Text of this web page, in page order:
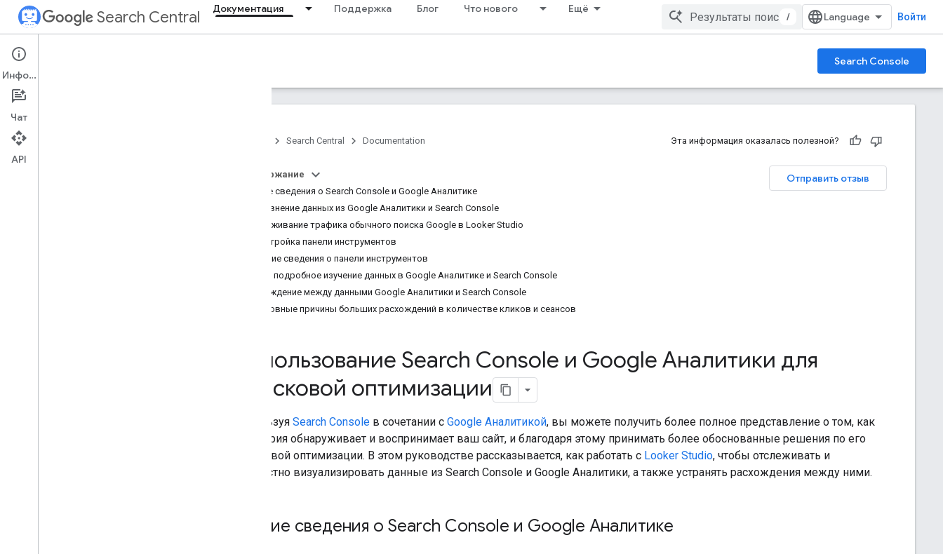
Search Central Документация Поддержка Блог Что нового Ещё
/ Войти
Documentation Search Console
Основы поисковой
Search Central Documentation Эта информация оказалась полезной?
Отправить отзыв
Содержание
Общие сведения о Search Console и Google Аналитике
Сравнение данных из Google Аналитики и Search Console
Отслеживание трафика обычного поиска Google в Looker Studio
Настройка панели инструментов
Общие сведения о панели инструментов
Более подробное изучение данных в Google Аналитике и Search Console
Расхождение между данными Google Аналитики и Search Console
Основные причины больших расхождений в количестве кликов и сеансов
Использование Search Console и Google Аналитики для
поисковой оптимизации
Используя Search Console в сочетании с Google Аналитикой, вы можете получить более полное представление о том, как
аудитория обнаруживает и воспринимает ваш сайт, и благодаря этому принимать более обоснованные решения по его
поисковой оптимизации. В этом руководстве рассказывается, как работать с Looker Studio, чтобы отслеживать и
совместно визуализировать данные из Search Console и Google Аналитики, а также устранять расхождения между ними.
Общие сведения о Search Console и Google Аналитике
Информация
Чат
API